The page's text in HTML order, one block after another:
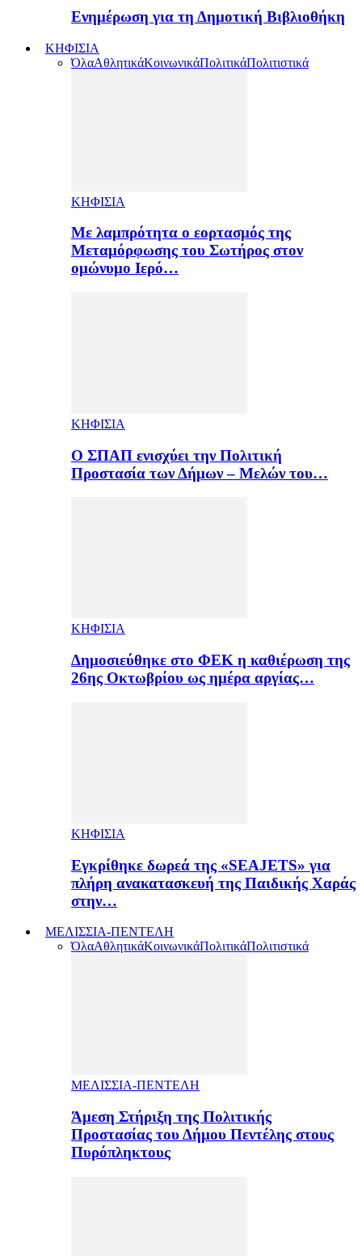
Ενημέρωση για τη Δημοτική Βιβλιοθήκη
ΚΗΦΙΣΙΑ
ΌλαΑθλητικάΚοινωνικάΠολιτικάΠολιτιστικά
ΚΗΦΙΣΙΑ
Με λαμπρότητα ο εορτασμός της
Μεταμόρφωσης του Σωτήρος στον
ομώνυμο Ιερό…
ΚΗΦΙΣΙΑ
Ο ΣΠΑΠ ενισχύει την Πολιτική
Προστασία των Δήμων – Μελών του…
ΚΗΦΙΣΙΑ
Δημοσιεύθηκε στο ΦΕΚ η καθιέρωση της
26ης Οκτωβρίου ως ημέρα αργίας…
ΚΗΦΙΣΙΑ
Εγκρίθηκε δωρεά της «SEAJETS» για
πλήρη ανακατασκευή της Παιδικής Χαράς
στην…
ΜΕΛΙΣΣΙΑ-ΠΕΝΤΕΛΗ
ΌλαΑθλητικάΚοινωνικάΠολιτικάΠολιτιστικά
ΜΕΛΙΣΣΙΑ-ΠΕΝΤΕΛΗ
Άμεση Στήριξη της Πολιτικής
Προστασίας του Δήμου Πεντέλης στους
Πυρόπληκτους